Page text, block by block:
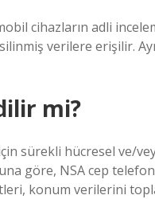
cihazların adli
verilere erişilir.
mi?
sürekli hücresel ve/
göre, NSA cep
konum verilerini